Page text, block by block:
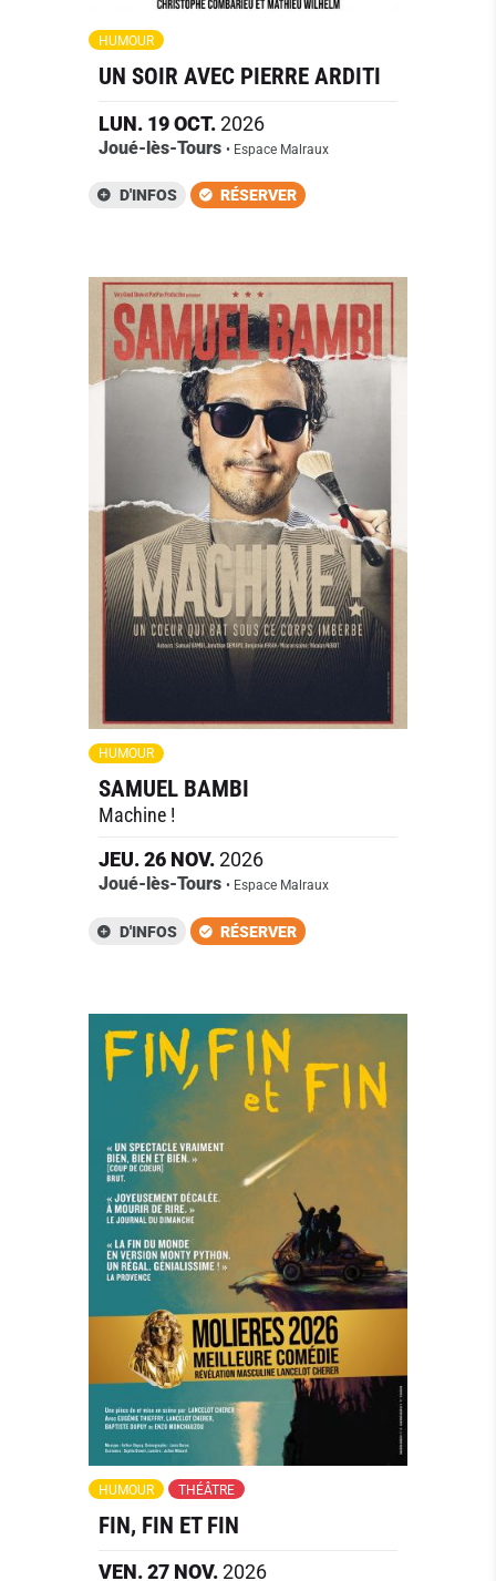
HUMOUR
UN SOIR AVEC PIERRE ARDITI
LUN. 19OCT.2026
Joué-lès-Tours • Espace Malraux
D'INFOS RÉSERVER
HUMOUR
SAMUEL BAMBI
Machine !
JEU.26 NOV.2026
Joué-lès-Tours • Espace Malraux
D'INFOS RÉSERVER
HUMOUR THÉÂTRE
FIN, FIN ET FIN
VEN.27 NOV.2026